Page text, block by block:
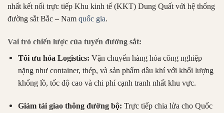
nhất kết nối trực tiếp Khu kinh tế (KKT) Dung Quất với hệ thống
đường sắt Bắc – Nam quốc gia.
Vai trò chiến lược của tuyến đường sắt:
Tối ưu hóa Logistics: Vận chuyển hàng hóa công nghiệp
nặng như container, thép, và sản phẩm dầu khí với khối lượng
khổng lồ, tốc độ cao và chi phí cạnh tranh nhất khu vực.
Giảm tải giao thông đường bộ: Trực tiếp chia lửa cho Quốc